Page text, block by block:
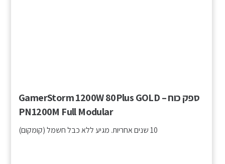
ספק כוח – GamerStorm 1200W 80Plus GOLD
PN1200M Full Modular
10 שנים אחריות. מגיע ללא כבל חשמל (קומקום)